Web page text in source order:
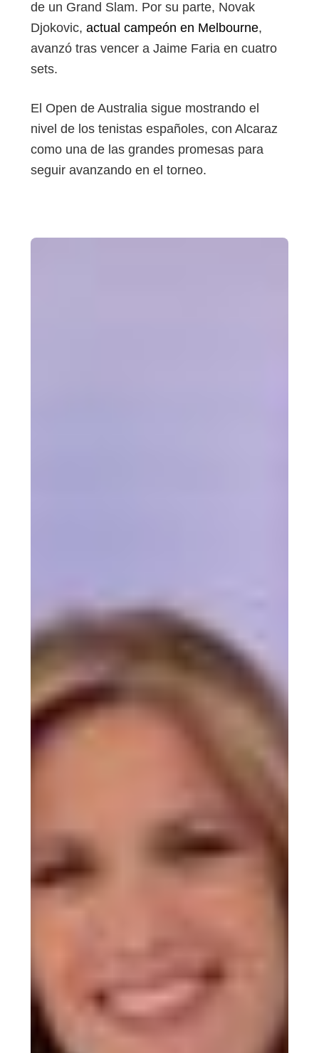
de un Grand Slam. Por su parte, Novak
Djokovic, actual campeón en Melbourne,
avanzó tras vencer a Jaime Faria en cuatro
sets.
El Open de Australia sigue mostrando el
nivel de los tenistas españoles, con Alcaraz
como una de las grandes promesas para
seguir avanzando en el torneo.